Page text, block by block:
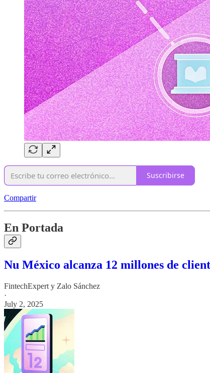
Suscribirse
Compartir
En Portada
Nu México alcanza 12 millones de
FintechExpert y Zalo Sánchez
·
July 2, 2025